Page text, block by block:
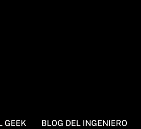
GEEK BLOG DEL INGENIERO